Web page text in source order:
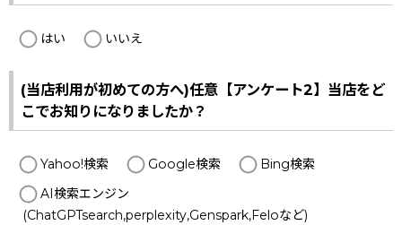
はい いいえ
(当店利用が初めての方へ)任意【アンケート2】当店をど
こでお知りになりましたか？
Yahoo!検索 Google検索
Bing検索
AI検索エンジン
(ChatGPTsearch,perplexity,Genspark,Feloなど)